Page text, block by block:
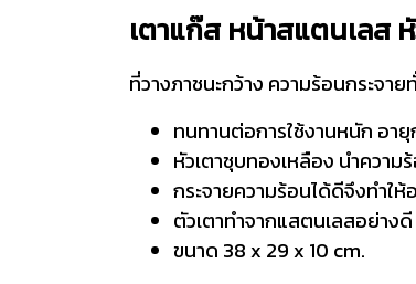
เตาแก๊ส หน้าสแตนเลส
ที่วางภาชนะกว้าง ความร้อนกระจา
ทนทานต่อการใช้งานหนัก อายุ
หัวเตาชุบทองเหลือง นำควา
กระจายความร้อนได้ดีจึงทำให้
ตัวเตาทำจากแสตนเลสอย่าง
ขนาด 38 x 29 x 10 cm.